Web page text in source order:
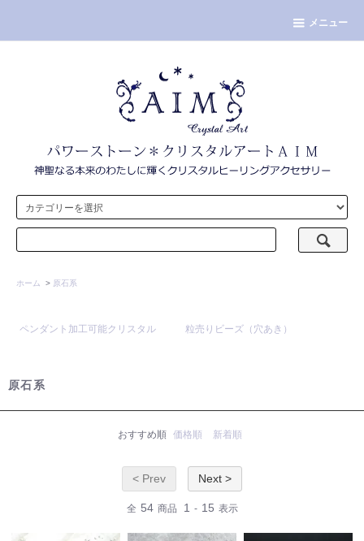
メニュー
ホーム > 原石系
ペンダント加工可能クリスタル 粒売りビーズ（穴あき）
原石系
おすすめ順 価格順 新着順
< Prev Next >
全 54 商品 1 - 15 表示